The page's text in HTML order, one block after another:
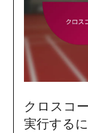
クロスコ
実行する